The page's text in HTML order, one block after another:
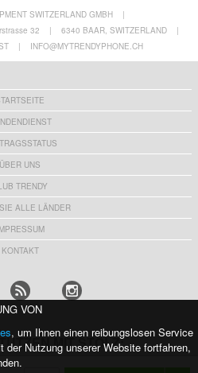
SWITZERLAND GMBH
|
32
| 6340 BAAR, SWITZERLAND
|
| INFO@MYTRENDYPHONE.CH
ÜBER UNS
TRENDY
ALLE LÄNDER
KONTAKT
MIT STOLZ:
VON
, um Ihnen einen reibungslosen Service
Nutzung unserer Website fortfahren,